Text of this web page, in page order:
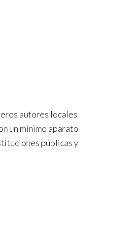
autores locales
un mínimo aparato
públicas y